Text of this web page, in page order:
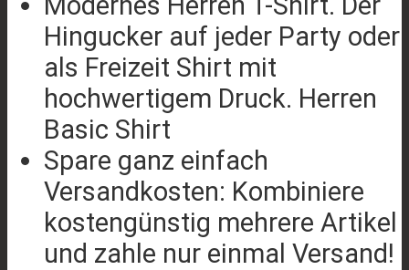
Hingucker auf jeder Party oder
als Freizeit Shirt mit
hochwertigem Druck. Herren
Basic Shirt
Spare ganz einfach
Versandkosten: Kombiniere
kostengünstig mehrere Artikel
und zahle nur einmal Versand!